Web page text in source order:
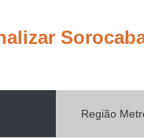
Região